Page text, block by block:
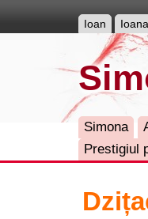
Ioan Ioana
Simona
Prestigiul